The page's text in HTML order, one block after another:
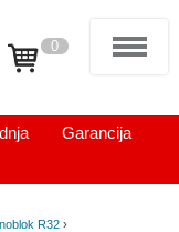
0
Garancija
R32 ›